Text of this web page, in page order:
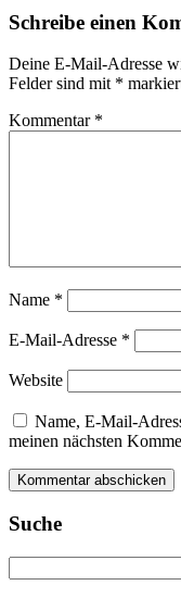
Schreibe einen
Deine E-Mail-Adresse
Felder sind mit *
Kommentar *
Name *
E-Mail-Adresse *
Website
Name, E-Mail-
meinen nächsten
Suche
nach: